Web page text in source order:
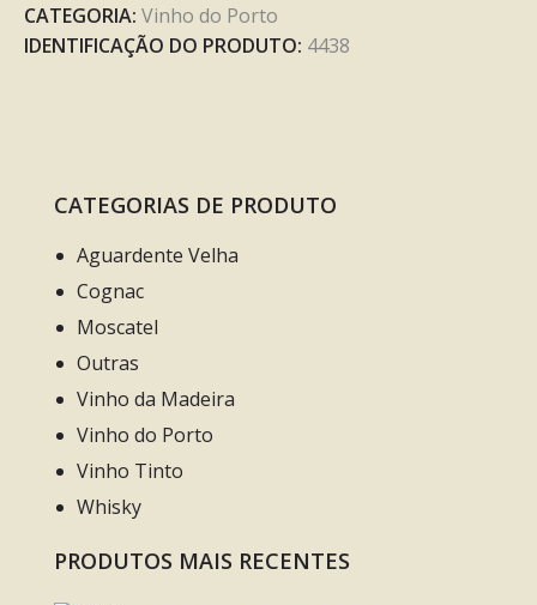
CATEGORIA: Vinho do Porto
IDENTIFICAÇÃO DO PRODUTO: 4438
CATEGORIAS DE PRODUTO
Aguardente Velha
Cognac
Moscatel
Outras
Vinho da Madeira
Vinho do Porto
Vinho Tinto
Whisky
PRODUTOS MAIS RECENTES